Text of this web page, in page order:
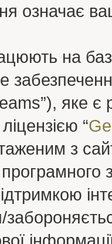
означає
на
яке
“
з